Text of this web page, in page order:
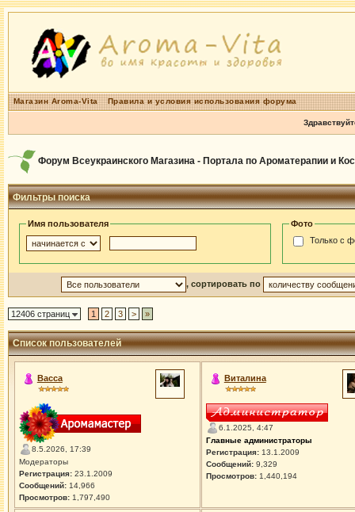
Магазин Aroma-Vita Правила и условия использования форума
Форум Всеукраинского Магазина - Портала по Ароматерапии и
Фильтры поиска
Имя пользователя
Фото
Только с
, сортировать по
12406 страниц 1 2 3 > »
Список пользователей
Васса
8.5.2026, 17:39
Модераторы
Регистрация:23.1.2009
Сообщений:14,966
Просмотров:1,797,490
Виталина
6.1.2025, 4:47
Главные администраторы
Регистрация:13.1.2009
Сообщений:9,329
Просмотров:1,440,194